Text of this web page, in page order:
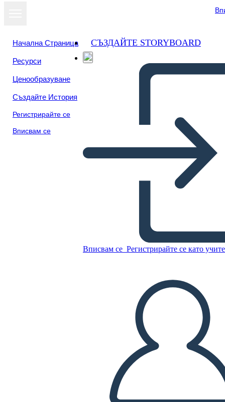
Начална Страница
Ресурси
Ценообразуване
Създайте История
Регистрирайте се
Вписвам се
СЪЗДАЙТЕ STORYBOARD
Вписвам се Регистрирайте се като
ПУСКАНЕ НА СЛАЙДШОУ
ЧЕТИ МИ